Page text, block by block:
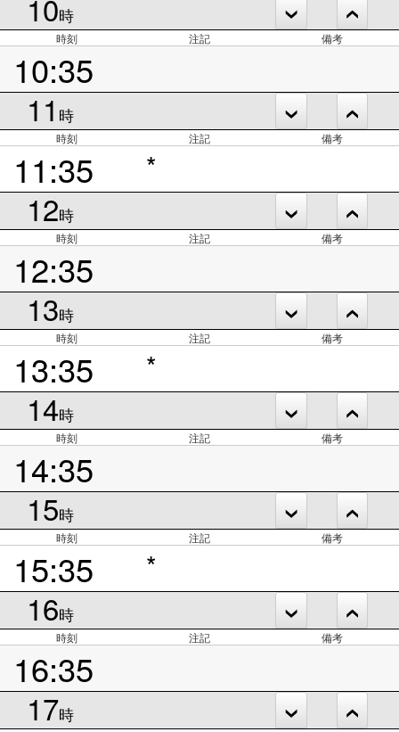
10時
時刻 注記 備考
10:35
11 時
時刻 注記 備考
11:35 *
12時
時刻 注記 備考
12:35
13時
時刻 注記 備考
13:35 *
14時
時刻 注記 備考
14:35
15時
時刻 注記 備考
15:35 *
16時
時刻 注記 備考
16:35
17時